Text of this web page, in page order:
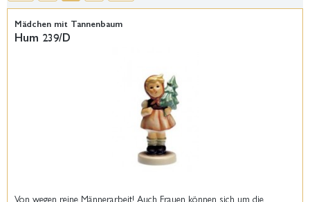
Mädchen mit Tannenbaum
Hum 239/D
Von wegen reine Männerarbeit! Auch Frauen können sich um die